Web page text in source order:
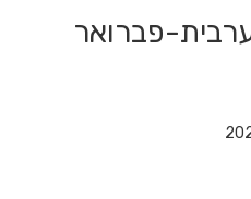
פברואר